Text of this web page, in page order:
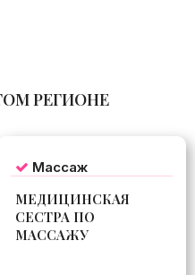
РЕГИОНЕ
Массаж
МЕДИЦИНСКАЯ
СЕСТРА ПО
МАССАЖУ